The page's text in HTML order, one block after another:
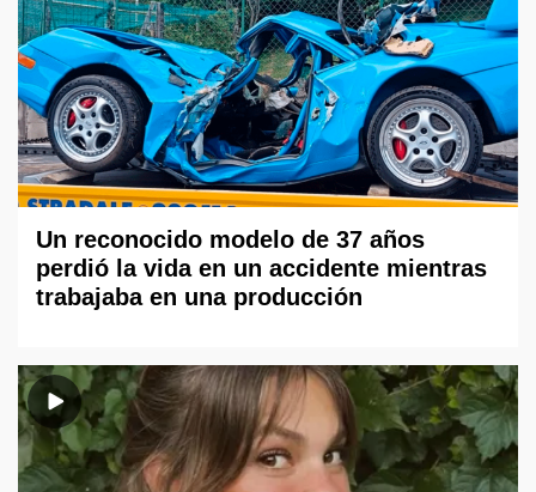
Un reconocido modelo de 37 años
perdió la vida en un accidente mientras
trabajaba en una producción